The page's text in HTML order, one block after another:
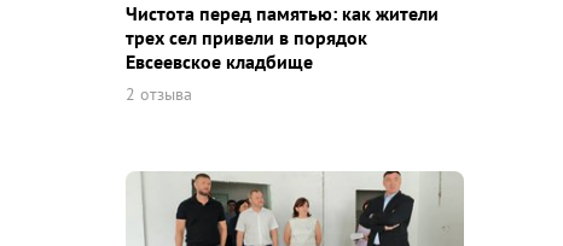
Чистота перед памятью: как жители
трех сел привели в порядок
Евсеевское кладбище
2 отзыва